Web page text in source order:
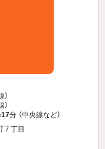
）
）
17分 （中央線など）
７丁目